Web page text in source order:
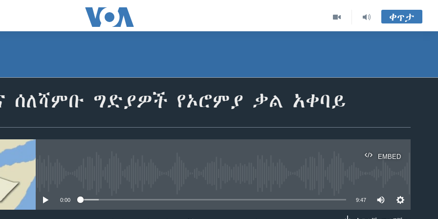
ቀጥታ
ሰለሻምቡ ግድያዎች የኦሮምያ ቃል አቀባይ
EMBED
0:00 9:47